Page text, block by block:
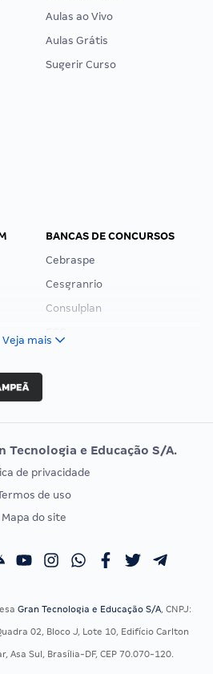
Aulas ao Vivo
Aulas Grátis
Sugerir Curso
BANCAS DE CONCURSOS
Cebraspe
Cesgranrio
Consulplan
Vunesp
EXAME DE ORDEM
Calendário OAB
Veja mais
Tecnologia e Educação S/A.
de privacidade
de uso
Mapa do site
Gran Tecnologia e Educação S/A, CNPJ:
02, Bloco J, Lote 10, Edifício Carlton
Asa Sul, Brasília-DF, CEP 70.070-120.